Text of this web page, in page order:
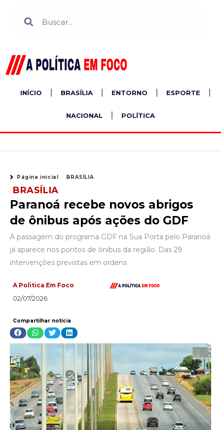
INÍCIO BRASÍLIA ENTORNO ESPORTE
NACIONAL POLÍTICA
Página inicial BRASÍLIA
BRASÍLIA
Paranoá recebe novos abrigos
de ônibus após ações do GDF
A passagem do programa GDF na Sua Porta pelo Paranoá
já aparece nos pontos de ônibus da região. Das 29
intervenções previstas em ordens
A Politica Em Foco
02/07/2026
Compartilhar notícia